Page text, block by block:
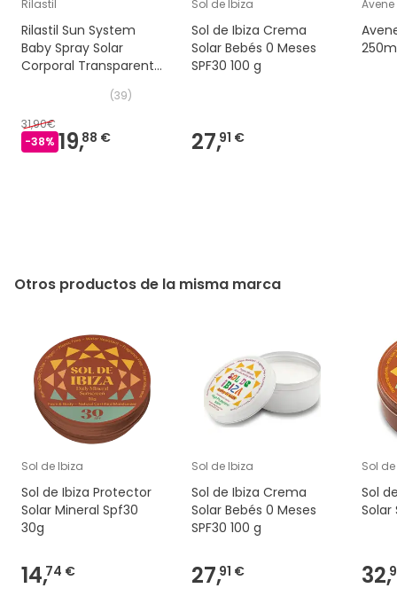
Rilastil
Rilastil Sun System
Baby Spray Solar
Corporal Transparente
(39)
31,90€
-38% 19,88 €
Sol de Ibiza
Sol de Ibiza Crema
Solar Bebés 0 Meses
SPF30 100 g
27,91 €
Avene
Otros productos de la misma marca
Sol de Ibiza
Sol de Ibiza Protector
Solar Mineral Spf30
30g
14,74 €
Sol de Ibiza
Sol de Ibiza Crema
Solar Bebés 0 Meses
SPF30 100 g
27,91 €
Sol
Sol
Solar
32,